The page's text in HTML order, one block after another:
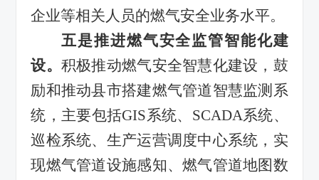
企业等相关人员的燃气安全业务水平。
五是推进燃气安全监管智能化建
设。 积极推动燃气安全智慧化建设，鼓
励和推动县市搭建燃气管道智慧监测系
统，主要包括GIS系统、 SCADA系统、
巡检系统、生产运营调度中心系统，实
现燃气管道设施感知、燃气管道地图数